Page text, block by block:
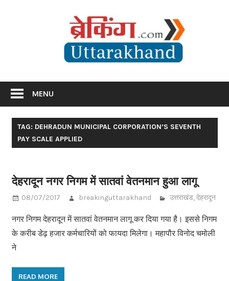
MENU
TAG: DEHRADUN MUNICIPAL CORPORATION’S SEVENTH
PAY SCALE APPLIED
देहरादून नगर निगम में सातवां वेतनमान हुआ लागू
08/07/2017 breakinguttarakhand उत्तराखंड,देहरादून
नगर निगम देहरादून में सातवां वेतनमान लागू कर दिया गया है। इससे निगम
के करीब डेढ़ हजार कर्मचारियों को फायदा मिलेगा। महापौर विनोद चमोली
ने
READ MORE